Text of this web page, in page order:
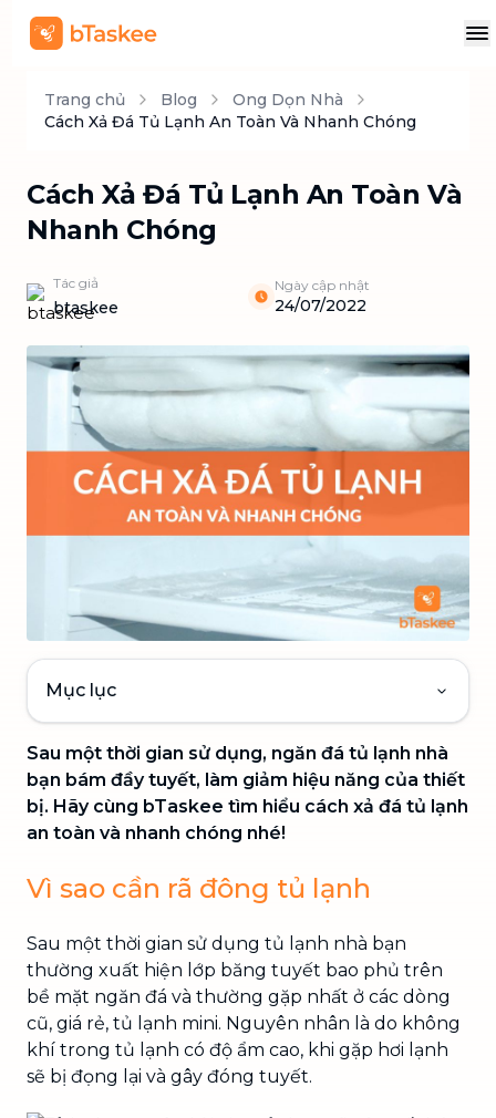
Trang chủ Blog
Ong Dọn Nhà
Cách Xả Đá Tủ Lạnh An Toàn Và Nhanh Chóng
Cách Xả Đá Tủ Lạnh An Toàn Và
Nhanh Chóng
Tác giả
btaskee
Ngày cập nhật
24/07/2022
Mục lục
Sau một thời gian sử dụng, ngăn đá tủ lạnh nhà
bạn bám đầy tuyết, làm giảm hiệu năng của thiết
bị. Hãy cùng bTaskee tìm hiểu cách xả đá tủ lạnh
an toàn và nhanh chóng nhé!
Vì sao cần rã đông tủ lạnh
Sau một thời gian sử dụng tủ lạnh nhà bạn
thường xuất hiện lớp băng tuyết bao phủ trên
bề mặt ngăn đá và thường gặp nhất ở các dòng
cũ, giá rẻ, tủ lạnh mini. Nguyên nhân là do không
khí trong tủ lạnh có độ ẩm cao, khi gặp hơi lạnh
sẽ bị đọng lại và gây đóng tuyết.